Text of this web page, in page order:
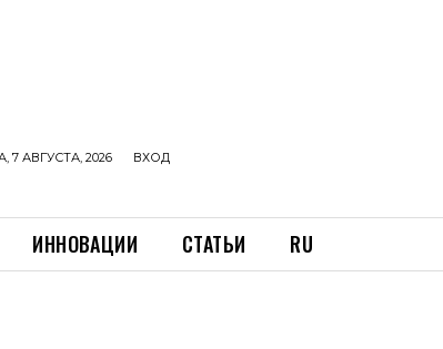
7 АВГУСТА, 2026 ВХОД
ИННОВАЦИИ СТАТЬИ RU